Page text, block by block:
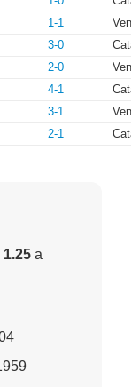
1-1
3-0
2-0
4-1
3-1
2-1
1.25 a